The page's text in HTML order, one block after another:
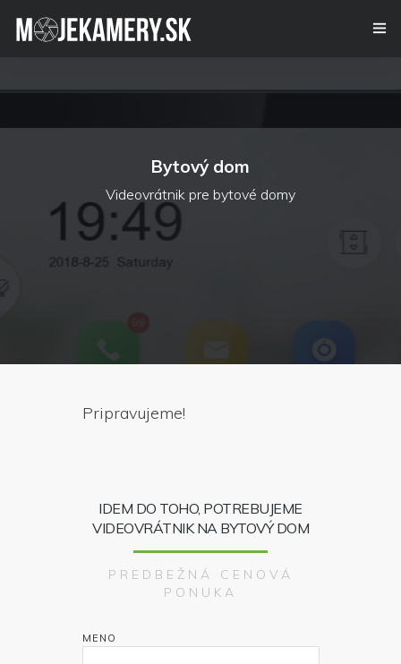
Alarm
Certifikáty
Bytový dom
Videovrátnik pre bytové domy
Pripravujeme!
IDEM DO TOHO, POTREBUJEME
VIDEOVRÁTNIK NA BYTOVÝ DOM
PREDBEŽNÁ CENOVÁ
PONUKA
MENO